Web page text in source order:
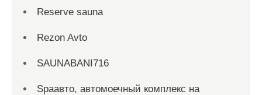
Reserve sauna
Rezon Avto
SAUNABANI716
Spaавто, автомоечный комплекс на